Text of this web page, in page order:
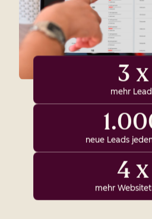
3 x
mehr
neue Leads
4 x
mehr